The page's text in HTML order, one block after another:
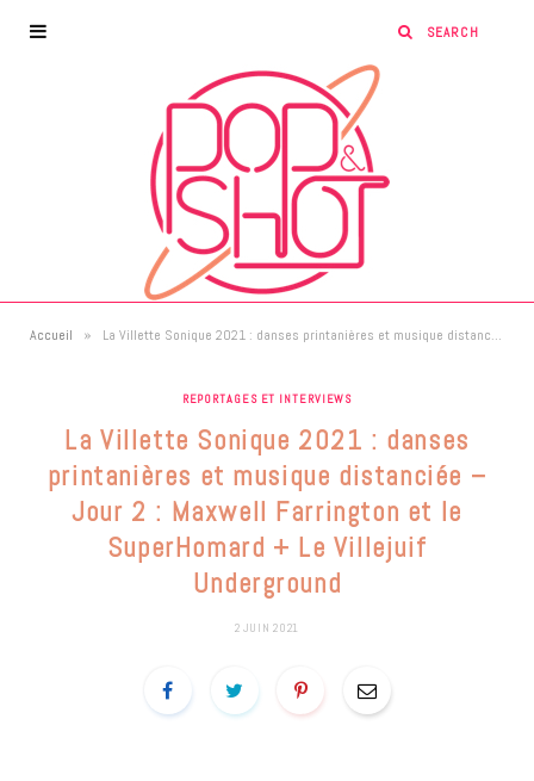
Accueil » La Villette Sonique 2021 : danses printanières et musique distanciée – Jour 2 : Maxwell Farrington et le SuperHomard + Le Villejuif Underground
REPORTAGES ET INTERVIEWS
La Villette Sonique 2021 : danses
printanières et musique distanciée –
Jour 2 : Maxwell Farrington et le
SuperHomard + Le Villejuif
Underground
2 JUIN 2021